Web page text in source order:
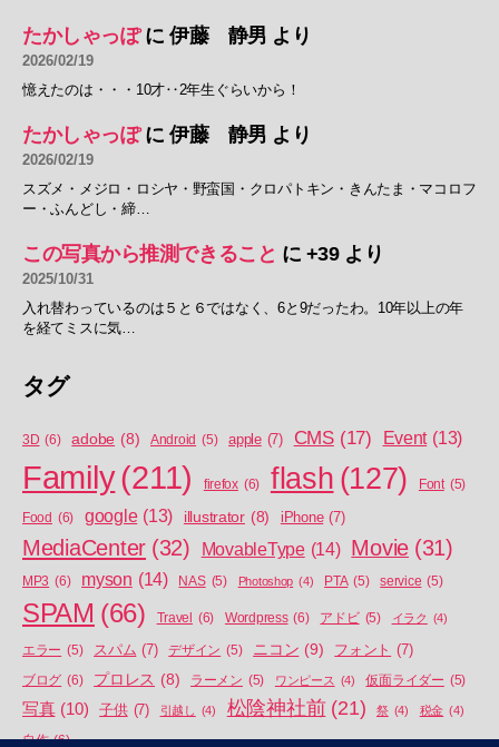
たかしゃっぽに 伊藤 静男 より
2026/02/19
憶えたのは・・・10才‥2年生ぐらいから！
たかしゃっぽに 伊藤 静男 より
2026/02/19
スズメ・メジロ・ロシヤ・野蛮国・クロパトキン・きんたま・マコロフ
ー・ふんどし・締…
この写真から推測できること に +39より
2025/10/31
入れ替わっているのは５と６ではなく、6と9だったわ。10年以上の年
を経てミスに気…
タグ
3D (6) adobe (8) Android (5) apple (7) CMS (17) Event (13)
Family(211) firefox (6) flash (127) Font (5)
Food (6) google (13) illustrator (8) iPhone (7)
MediaCenter (32) MovableType (14) Movie (31)
MP3 (6) myson (14) NAS (5) Photoshop (4) PTA (5) service (5)
SPAM (66) Travel (6) Wordpress (6) アドビ (5) イラク (4)
エラー (5) スパム (7) デザイン (5) ニコン (9) フォント (7)
ブログ (6) プロレス (8) ラーメン (5) ワンピース (4) 仮面ライダー (5)
写真 (10) 子供 (7) 引越し (4) 松陰神社前 (21) 祭 (4) 税金 (4)
自作 (6)